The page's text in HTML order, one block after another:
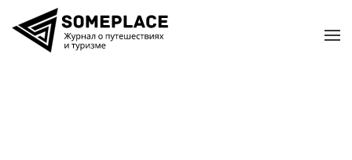
Перейти к содержимому